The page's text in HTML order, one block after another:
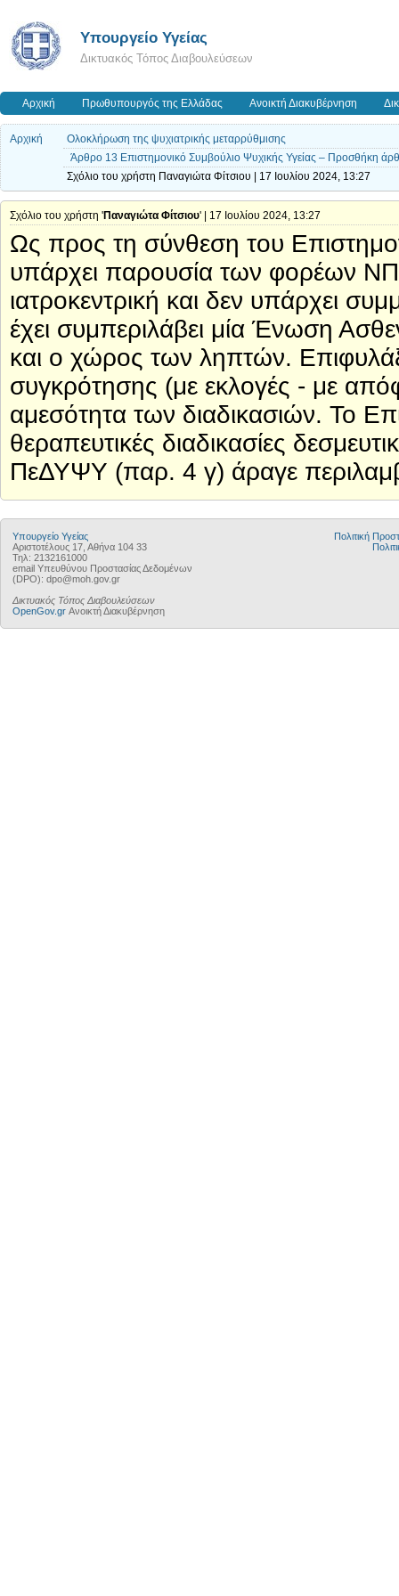
Υπουργείο Υγείας
Δικτυακός Τόπος Διαβουλεύσεων
Αρχική Πρωθυπουργός της Ελλάδας Ανοικτή Διακυβέρνηση
Αρχική
Ολοκλήρωση της ψυχιατρικής μεταρρύθμισης
Άρθρο 13 Επιστημονικό Συμβούλιο Ψυχικής Υγείας – Προσθήκη
Σχόλιο του χρήστη Παναγιώτα Φίτσιου | 17 Ιουλίου 2024, 13:27
Σχόλιο του χρήστη 'Παναγιώτα Φίτσιου' | 17 Ιουλίου 2024, 13:27
Ως προς τη σύνθεση του
υπάρχει παρουσία των φορέων
ιατροκεντρική και δεν υπάρχει
έχει συμπεριλάβει μία Ένωση
και ο χώρος των ληπτών.
συγκρότησης (με εκλογές - με
αμεσότητα των διαδικασιών. Το
θεραπευτικές διαδικασίες
ΠεΔΥΨΥ (παρ. 4 γ) άραγε
Υπουργείο Υγείας
Αριστοτέλους 17, Αθήνα 104 33
Τηλ: 2132161000
email Υπευθύνου Προστασίας Δεδομένων
(DPO): dpo@moh.gov.gr
Δικτυακός Τόπος Διαβουλεύσεων
OpenGov.gr Ανοικτή Διακυβέρνηση
Πολιτική